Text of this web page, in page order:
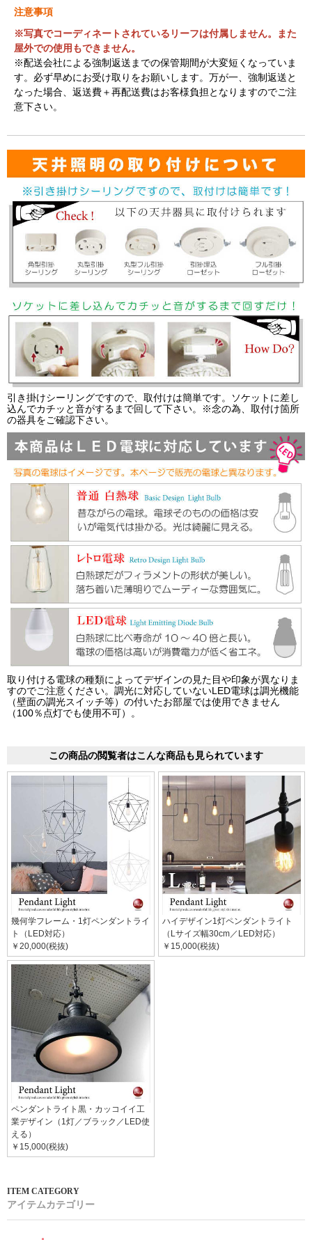
注意事項
※写真でコーディネートされているリーフは付属しません。また
屋外での使用もできません。
※配送会社による強制返送までの保管期間が大変短くなっていま
す。必ず早めにお受け取りをお願いします。万が一、強制返送と
なった場合、返送費＋再配送費はお客様負担となりますのでご注
意下さい。
引き掛けシーリングですので、取付けは簡単です。ソケットに差し
込んでカチッと音がするまで回して下さい。※念の為、取付け箇所
の器具をご確認下さい。
取り付ける電球の種類によってデザインの見た目や印象が異なりま
すのでご注意ください。調光に対応していないLED電球は調光機能
（壁面の調光スイッチ等）の付いたお部屋では使用できません
（100％点灯でも使用不可）。
この商品の閲覧者はこんな商品も見られています
幾何学フレーム・1灯ペンダントライ
ト（LED対応）
￥20,000(税抜)
ハイデザイン1灯ペンダントライト
（Lサイズ幅30cm／LED対応）
￥15,000(税抜)
ペンダントライト黒・カッコイイ工
業デザイン（1灯／ブラック／LED使
える）
￥15,000(税抜)
アイテムカテゴリー